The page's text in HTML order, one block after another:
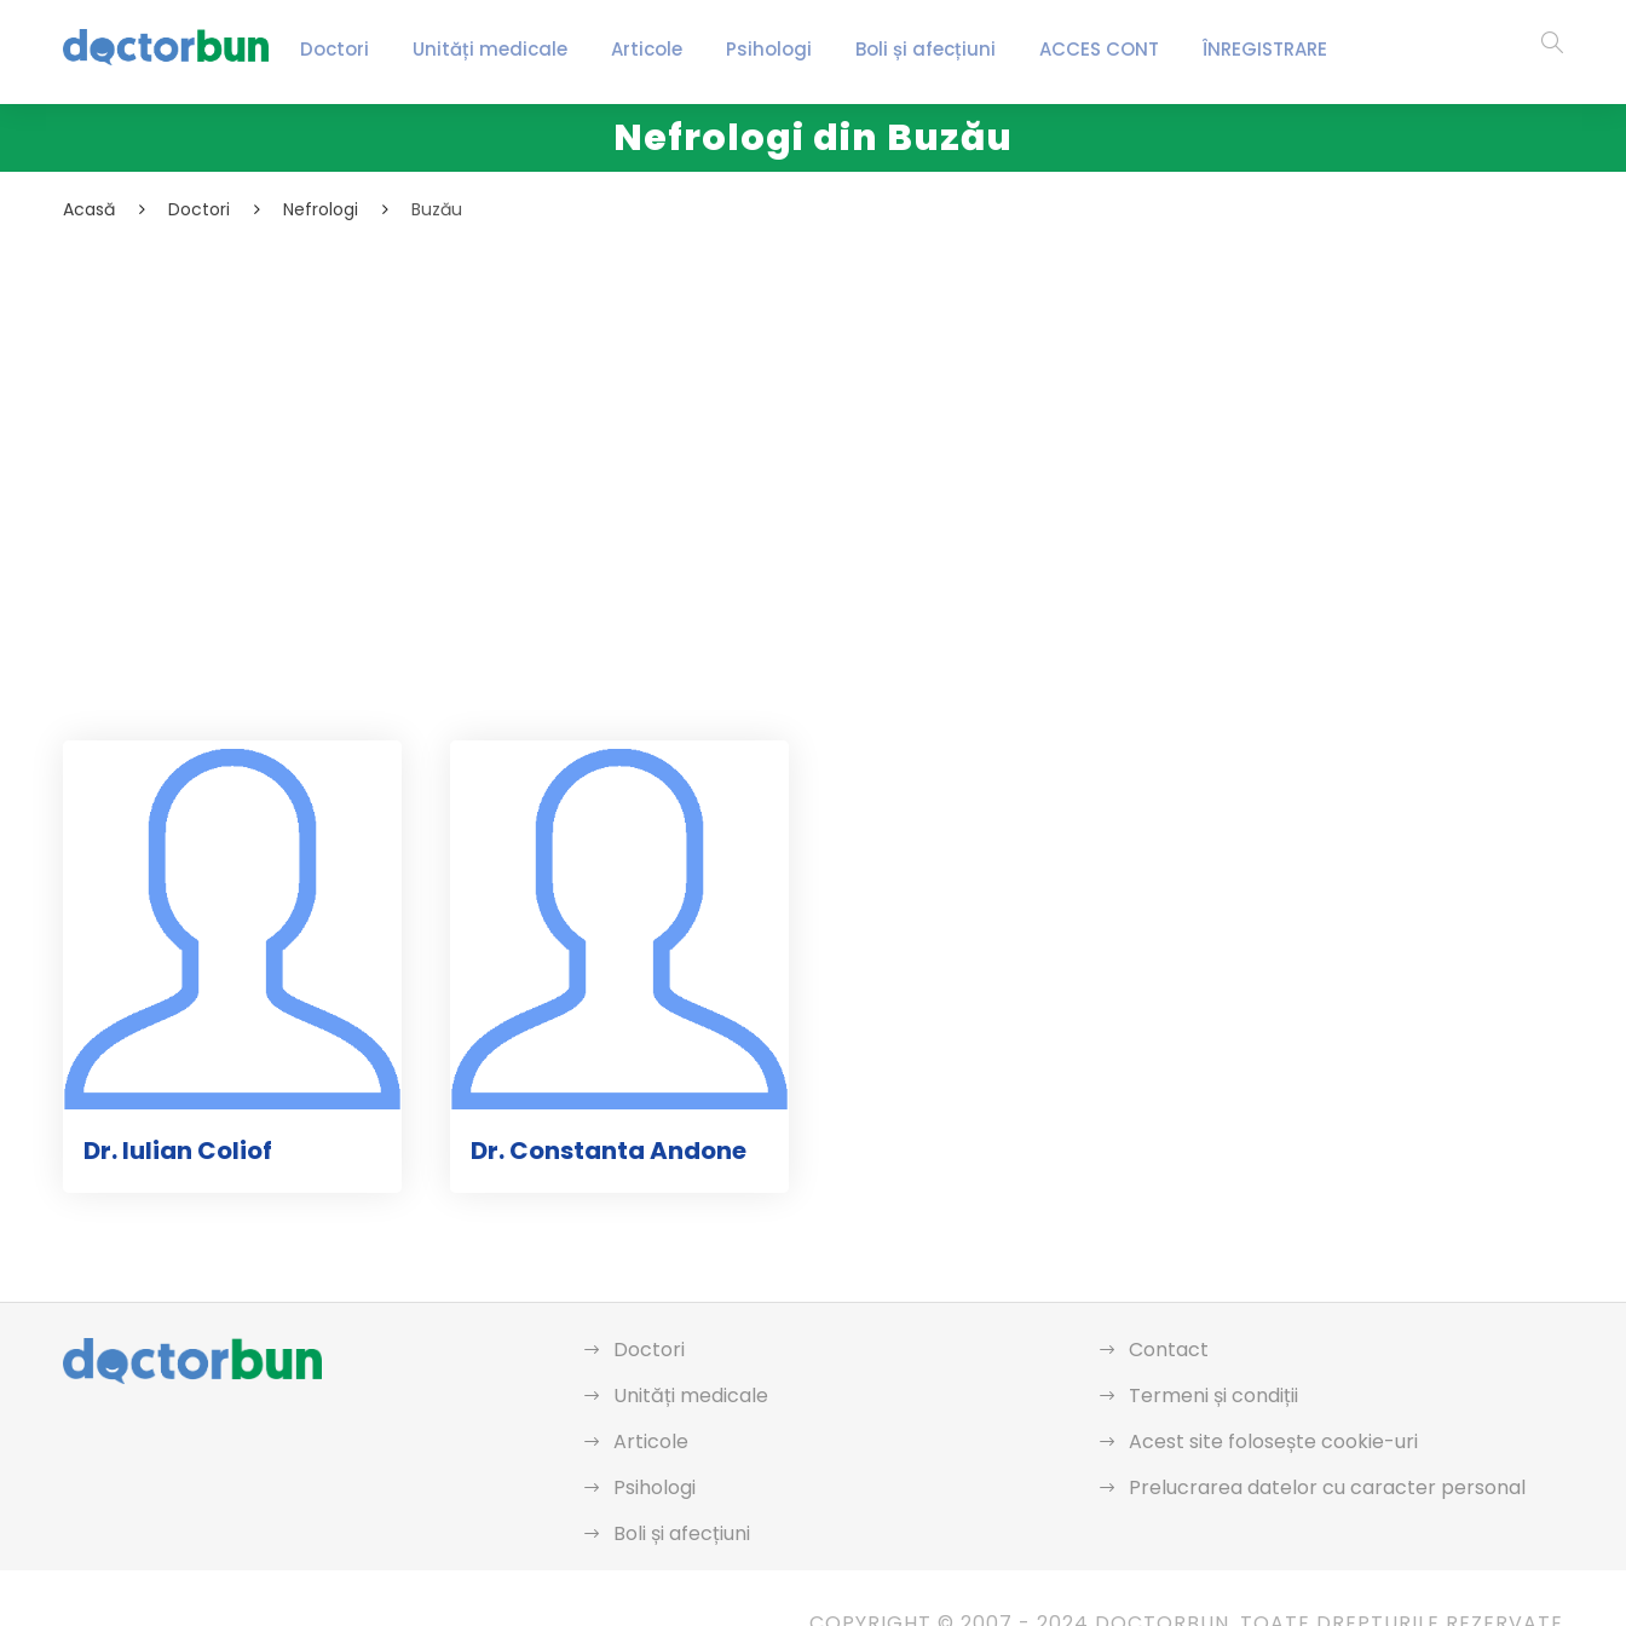
Doctori Unități medicale Articole Psihologi Boli și afecțiuni ACCES CONT ÎNREGISTRARE
Nefrologi din Buzău
Acasă Doctori Nefrologi Buzău
Dr. Iulian Coliof Dr. Constanta Andone
Doctori
Unități medicale
Articole
Psihologi
Boli și afecțiuni
Contact
Termeni și condiții
Acest site folosește cookie-uri
Prelucrarea datelor cu caracter personal